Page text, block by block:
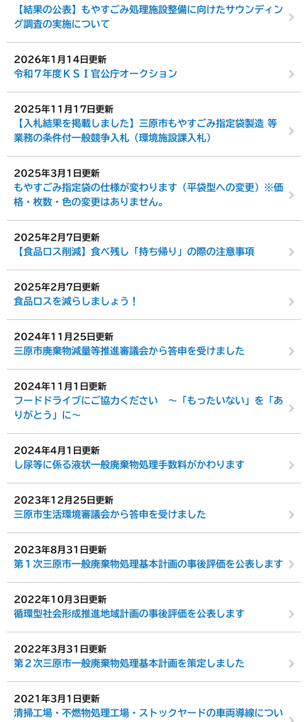
【結果の公表】もやすごみ処理施設整備に向けたサウンディン
グ調査の実施について
2026年1月14日更新
令和７年度ＫＳＩ官公庁オークション
2025年11月17日更新
【入札結果を掲載しました】三原市もやすごみ指定袋製造 等
業務の条件付一般競争入札（環境施設課入札）
2025年3月1日更新
もやすごみ指定袋の仕様が変わります（平袋型への変更）※価
格・枚数・色の変更はありません。
2025年2月7日更新
【食品ロス削減】食べ残し「持ち帰り」の際の注意事項
2025年2月7日更新
食品ロスを減らしましょう！
2024年11月25日更新
三原市廃棄物減量等推進審議会から答申を受けました
2024年11月1日更新
フードドライブにご協力ください ～「もったいない」を「あ
りがとう」に～
2024年4月1日更新
し尿等に係る液状一般廃棄物処理手数料がかわります
2023年12月25日更新
三原市生活環境審議会から答申を受けました
2023年8月31日更新
第１次三原市一般廃棄物処理基本計画の事後評価を公表します
2022年10月3日更新
循環型社会形成推進地域計画の事後評価を公表します
2022年3月31日更新
第２次三原市一般廃棄物処理基本計画を策定しました
2021年3月1日更新
清掃工場・不燃物処理工場・ストックヤードの車両導線につい